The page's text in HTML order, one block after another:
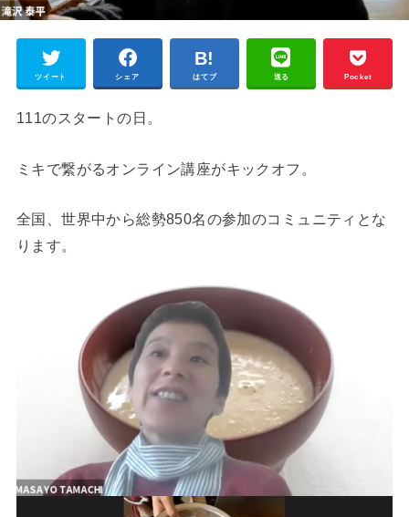
ツイート シェア はてブ 送る Pocket
111のスタートの日。
ミキで繋がるオンライン講座がキックオフ。
全国、世界中から総勢850名の参加のコミュニティとな
ります。